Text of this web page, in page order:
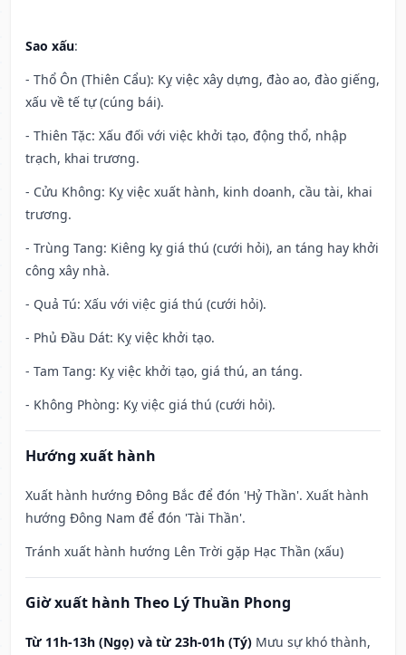
Sao xấu:
- Thổ Ôn (Thiên Cẩu): Kỵ việc xây dựng, đào ao, đào giếng,
xấu về tế tự (cúng bái).
- Thiên Tặc: Xấu đối với việc khởi tạo, động thổ, nhập
trạch, khai trương.
- Cửu Không: Kỵ việc xuất hành, kinh doanh, cầu tài, khai
trương.
- Trùng Tang: Kiêng kỵ giá thú (cưới hỏi), an táng hay khởi
công xây nhà.
- Quả Tú: Xấu với việc giá thú (cưới hỏi).
- Phủ Đầu Dát: Kỵ việc khởi tạo.
- Tam Tang: Kỵ việc khởi tạo, giá thú, an táng.
- Không Phòng: Kỵ việc giá thú (cưới hỏi).
Hướng xuất hành
Xuất hành hướng Đông Bắc để đón 'Hỷ Thần'. Xuất hành
hướng Đông Nam để đón 'Tài Thần'.
Tránh xuất hành hướng Lên Trời gặp Hạc Thần (xấu)
Giờ xuất hành Theo Lý Thuần Phong
Từ 11h-13h (Ngọ) và từ 23h-01h (Tý) Mưu sự khó thành,